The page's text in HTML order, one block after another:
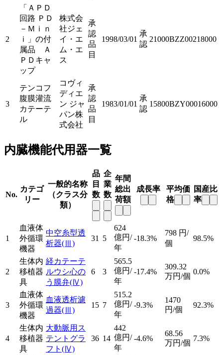
2
「ＡＰＤ
回路 ＰＤ
－Ｍｉｎ
ｉ」の付
属品 Ａ
ＰＤキャ
ップ
株式会
社ジェ
イ・エ
ム・エ
ス
承
認
品
目
1998/03/01
承
認
21000BZZ00218000
3
テンコフ
腹膜灌流
カテーテ
ル
コヴィ
ディエ
ン ジャ
パン株
式会社
承
認
品
目
1983/01/01
承
認
15800BZY00016000
内臓機能代用器一覧
No.
カテゴ
リー
一般的名称
（クラス分
類）
品
目
数
企
業
数
年間
総出
荷額
成長率
平均価
格
国産比
率
1
血液体
外循環
機器
中空糸型透
析器(Ⅲ)
31 5
624
億円/
年
-18.3%
798 円/
個
98.5%
2
生体内
移植器
具
経カテーテ
ルウシ心の
う膜弁(Ⅳ)
6 3
565.5
億円/
年
-17.4%
309.32
万円/個
0.0%
3
血液体
外循環
機器
血液透析濾
過器(Ⅲ)
15 7
515.2
億円/
年
-9.3%
1470
円/個
92.3%
4
生体内
移植器
具
大動脈用ス
テントグラ
フト (Ⅳ)
36 14
442
億円/
年
-4.6%
68.56
万円/個
7.3%